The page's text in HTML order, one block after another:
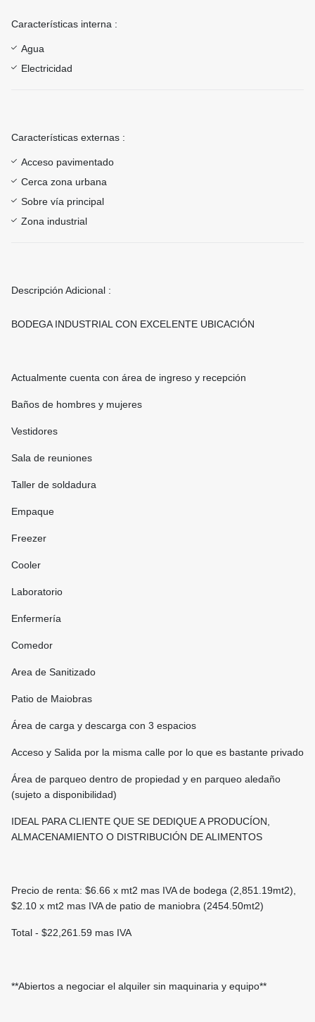
Características interna :
Agua
Electricidad
Características externas :
Acceso pavimentado
Cerca zona urbana
Sobre vía principal
Zona industrial
Descripción Adicional :
BODEGA INDUSTRIAL CON EXCELENTE UBICACIÓN
Actualmente cuenta con área de ingreso y recepción
Baños de hombres y mujeres
Vestidores
Sala de reuniones
Taller de soldadura
Empaque
Freezer
Cooler
Laboratorio
Enfermería
Comedor
Area de Sanitizado
Patio de Maiobras
Área de carga y descarga con 3 espacios
Acceso y Salida por la misma calle por lo que es bastante privado
Área de parqueo dentro de propiedad y en parqueo aledaño
(sujeto a disponibilidad)
IDEAL PARA CLIENTE QUE SE DEDIQUE A PRODUCÍON,
ALMACENAMIENTO O DISTRIBUCIÓN DE ALIMENTOS
Precio de renta: $6.66 x mt2 mas IVA de bodega (2,851.19mt2),
$2.10 x mt2 mas IVA de patio de maniobra (2454.50mt2)
Total - $22,261.59 mas IVA
**Abiertos a negociar el alquiler sin maquinaria y equipo**